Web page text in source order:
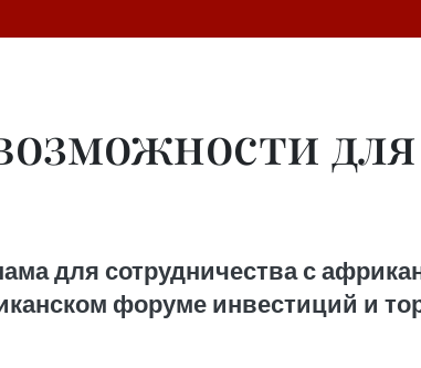
для
для сотрудничества с
форуме инвестиций и